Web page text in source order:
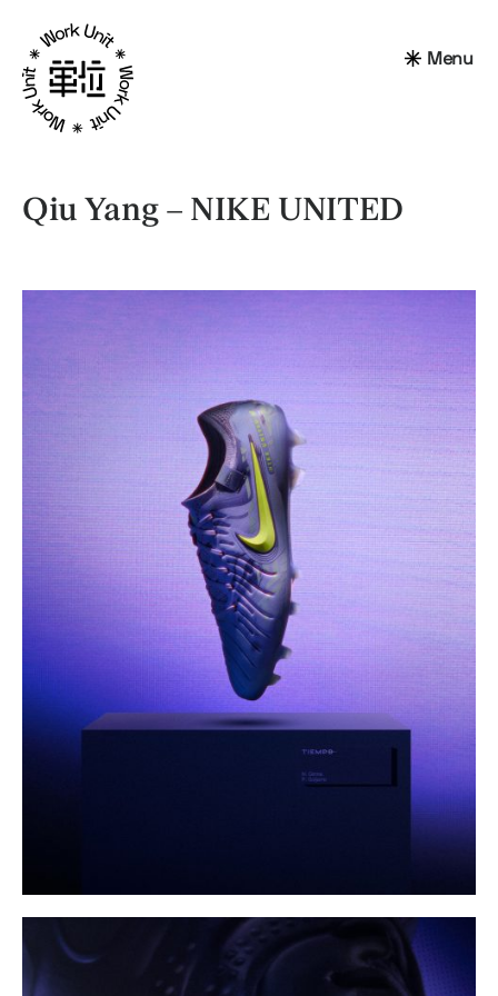
Menu
Qiu Yang – NIKE UNITED